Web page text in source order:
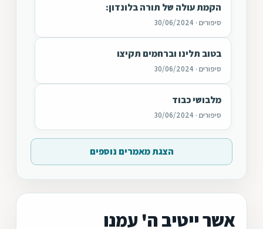
הקמת עולה של תורה בלונדון:
סיפורים · 30/06/2024
בטוב תלינו וברחמים תקיצו
סיפורים · 30/06/2024
מלבושי כבוד
סיפורים · 30/06/2024
הצגת מאמרים נוספים
אשר ייטיב ה' עמנו